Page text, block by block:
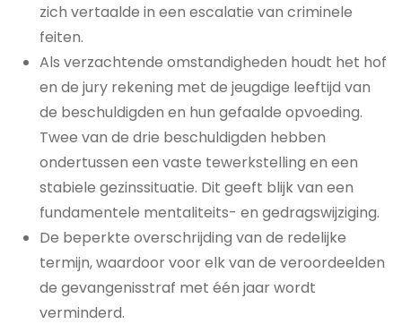
zich vertaalde in een escalatie van criminele
feiten.
Als verzachtende omstandigheden houdt het hof
en de jury rekening met de jeugdige leeftijd van
de beschuldigden en hun gefaalde opvoeding.
Twee van de drie beschuldigden hebben
ondertussen een vaste tewerkstelling en een
stabiele gezinssituatie. Dit geeft blijk van een
fundamentele mentaliteits- en gedragswijziging.
De beperkte overschrijding van de redelijke
termijn, waardoor voor elk van de veroordeelden
de gevangenisstraf met één jaar wordt
verminderd.